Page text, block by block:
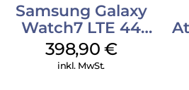
Samsung Galaxy
Watch7 LTE 44
mm Silver
398,90 €
inkl. MwSt.